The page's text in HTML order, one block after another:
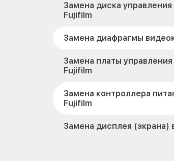
Замена диска
Fujifilm
Замена диафрагмы
Замена платы
Fujifilm
Замена контроллера
Fujifilm
Замена дисплея (экрана)
Замена аккумулятора